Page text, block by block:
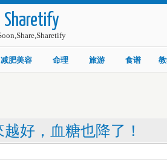
Sharetify
减肥美容 命理 旅游 食谱
好，血糖也降了！